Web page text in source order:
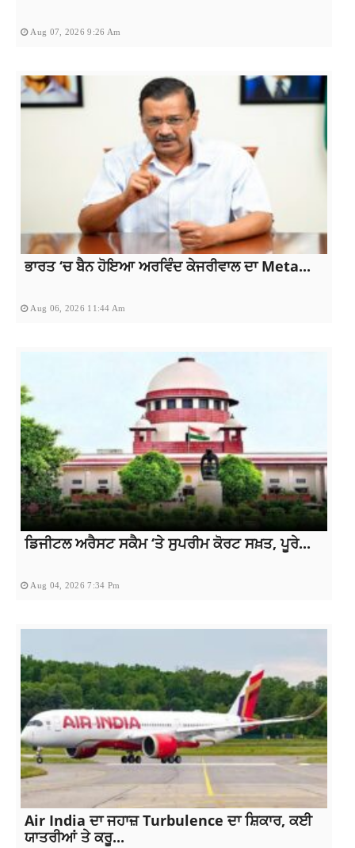
Aug 07, 2026 9:26 Am
ਭਾਰਤ ‘ਚ ਬੈਨ ਹੋਇਆ ਅਰਵਿੰਦ ਕੇਜਰੀਵਾਲ ਦਾ Meta...
Aug 06, 2026 11:44 Am
ਡਿਜੀਟਲ ਅਰੈਸਟ ਸਕੈਮ ‘ਤੇ ਸੁਪਰੀਮ ਕੋਰਟ ਸਖ਼ਤ, ਪੂਰੇ...
Aug 04, 2026 7:34 Pm
Air India ਦਾ ਜਹਾਜ਼ Turbulence ਦਾ ਸ਼ਿਕਾਰ, ਕਈ
ਯਾਤਰੀਆਂ ਤੇ ਕਰੂ...